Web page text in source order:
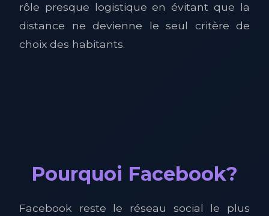
rôle presque logistique en évitant que la
distance ne devienne le seul critère de
choix des habitants.
Pourquoi Facebook?
Facebook reste le réseau social le plus